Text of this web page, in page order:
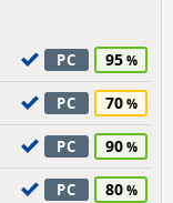
PC 95
PC 70
PC 90
PC 80